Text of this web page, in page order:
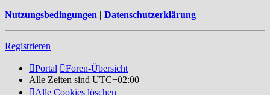
Nutzungsbedingungen | Datenschutzerklärung
Registrieren
Portal
Foren-Übersicht
Alle Zeiten sind UTC+02:00
Alle Cookies löschen